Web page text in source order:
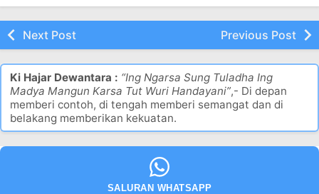
Next Post Previous Post
Ki Hajar Dewantara : “Ing Ngarsa Sung Tuladha Ing
Madya Mangun Karsa Tut Wuri Handayani”,- Di depan
memberi contoh, di tengah memberi semangat dan di
belakang memberikan kekuatan.
SALURAN WHATSAPP